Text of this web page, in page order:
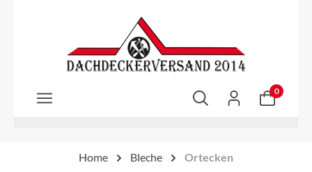
Zum Hauptinhalt springen
0
Home Bleche Ortecken